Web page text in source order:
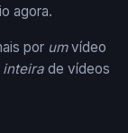
agora.
por umvídeo
inteira de vídeos